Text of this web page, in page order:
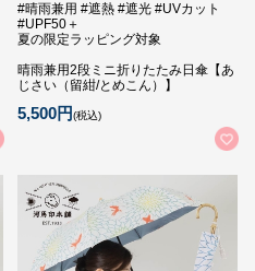
#晴雨兼用 #遮熱 #遮光 #UVカット
#UPF50＋
夏の限定ラッピング対象
晴雨兼用2段ミニ折りたたみ日傘【あ
じさい（留紺/とめこん）】
5,500円(税込)